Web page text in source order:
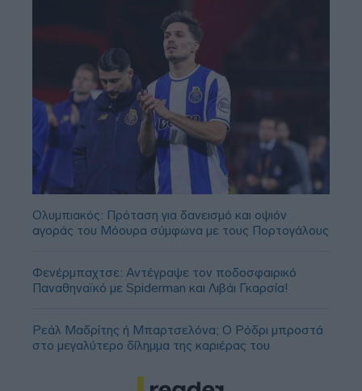
Ολυμπιακός: Πρόταση για δανεισμό και οψιόν
αγοράς του Μόουρα σύμφωνα με τους Πορτογάλους
Φενέρμπαχτσε: Αντέγραψε τον ποδοσφαιρικό
Παναθηναϊκό με Spiderman και Λιβάι Γκαρσία!
Ρεάλ Μαδρίτης ή Μπαρτσελόνα; Ο Ρόδρι μπροστά
στο μεγαλύτερο δίλημμα της καριέρας του